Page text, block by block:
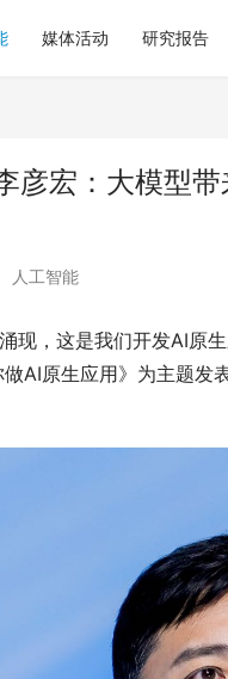
媒体活动 研究报告
彦宏：大模型
人工智能
现，这是我们开发AI原
AI原生应用》为主题